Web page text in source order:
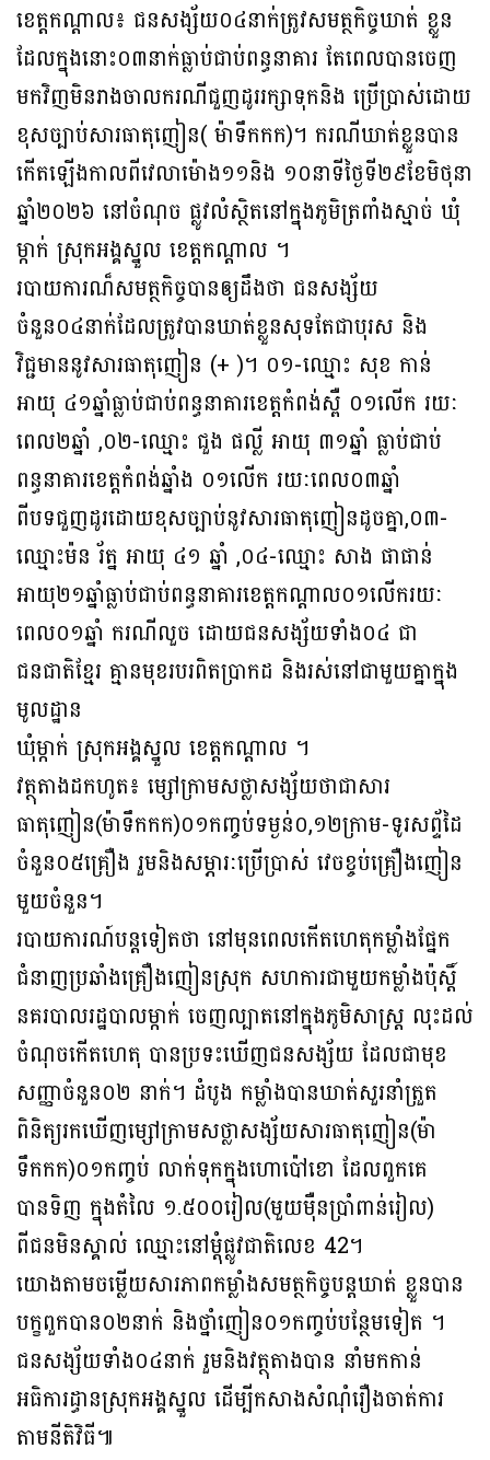
ខេត្តកណ្តាល៖ ជនសង្ស័យ០៤នាក់ត្រូវសមត្ថកិច្ចឃាត់ ខ្លួន
ដែលក្នុងនោះ០៣នាក់ធ្លាប់ជាប់ពន្ធនាគារ តែពេលបានចេញ
មកវិញមិនរាងចាលករណីជួញដូររក្សាទុកនិង ប្រើប្រាស់ដោយ
ខុសច្បាប់សារធាតុញៀន( ម៉ាទឹកកក)។ ករណីឃាត់ខ្លួនបាន
កើតឡើងកាលពីវេលាម៉ោង១១និង ១០នាទីថ្ងៃទី២៩ខែមិថុនា
ឆ្នាំ២០២៦ នៅចំណុច ផ្លូវលំស្ថិតនៅក្នុងភូមិត្រពាំងស្មាច់ ឃុំ
ម្កាក់ ស្រុកអង្គស្នួល ខេត្តកណ្ដាល ។
របាយការណ៏សមត្ថកិច្ចបានឲ្យដឹងថា ជនសង្ស័យ
ចំនួន០៤នាក់ដែលត្រូវបានឃាត់ខ្លួនសុទតែជាបុរស និង
វិជ្ជមាននូវសារធាតុញៀន (+ )។ ០១-ឈ្មោះ សុខ កាន់
អាយុ ៤១ឆ្នាំធ្លាប់ជាប់ពន្ធនាគារខេត្តកំពង់ស្ពឺ ០១លេីក រយៈ
ពេល២ឆ្នាំ ,០២-ឈ្មោះ ជួង ផល្លី អាយុ ៣១ឆ្នាំ ធ្លាប់ជាប់
ពន្ធនាគារខេត្តកំពង់ឆ្នាំង ០១លេីក រយៈពេល០៣ឆ្នាំ
ពីបទជួញដូរដោយខុសច្បាប់នូវសារធាតុញៀនដូចគ្នា,០៣-
ឈ្មោះម៉ន រ័ត្ន អាយុ ៤១ ឆ្នាំ ,០៤-ឈ្មោះ សាង ផាផាន់
អាយុ២១ឆ្នាំធ្លាប់ជាប់ពន្ធនាគារខេត្តកណ្តាល០១លេីករយៈ
ពេល០១ឆ្នាំ ករណីលួច ដោយជនសង្ស័យទាំង០៤ ជា
ជនជាតិខ្មែរ គ្មានមុខរបរពិតប្រាកដ និងរស់នៅជាមួយគ្នាក្នុង
មូលដ្ឋាន
ឃុំម្កាក់ ស្រុកអង្គស្នួល ខេត្តកណ្តាល ។
វត្ថុតាងដកហូត៖ ម្សៅក្រាមសថ្លាសង្ស័យថាជាសារ
ធាតុញៀន(ម៉ាទឹកកក)០១កញ្ចប់ទម្ងន់០,១២ក្រាម-ទូរសព្ទ័ដៃ
ចំនួន០៥គ្រឿង រួមនិងសម្ភារៈប្រើប្រាស់ វេចខ្ចប់គ្រឿងញៀន
មួយចំនួន។
របាយការណ៍បន្តទៀតថា នៅមុនពេលកេីតហេតុកម្លាំងផ្នែក
ជំនាញប្រឆាំងគ្រឿងញៀនស្រុក សហការជាមួយកម្លាំងប៉ុស្តិ៍
នគរបាលរដ្ឋបាលម្កាក់ ចេញល្បាតនៅក្នុងភូមិសាស្ត្រ លុះដល់
ចំណុចកេីតហេតុ បានប្រទះឃេីញជនសង្ស័យ ដែលជាមុខ
សញ្ញាចំនួន០២ នាក់។ ដំបូង កម្លាំងបានឃាត់សួរនាំត្រួត
ពិនិត្យរកឃេីញម្សៅក្រាមសថ្លាសង្ស័យសារធាតុញៀន(ម៉ា
ទឹកកក)០១កញ្ចប់ លាក់ទុកក្នុងហោប៉ៅខោ ដែលពួកគេ
បានទិញ ក្នុងតំលៃ ១.៥០០រៀល(មួយម៉ឺនប្រាំពាន់រៀល)
ពីជនមិនស្គាល់ ឈ្មោះនៅម្តុំផ្លូវជាតិលេខ 42។
យោងតាមចម្លេីយសារភាពកម្លាំងសមត្ថកិច្ចបន្តឃាត់ ខ្លួនបាន
បក្ខពួកបាន០២នាក់ និងថ្នាំញៀន០១កញ្ចប់បន្ថែមទៀត ។
ជនសង្ស័យទាំង០៤នាក់ រួមនិងវត្ថុតាងបាន នាំមកកាន់
អធិការដ្ធានស្រុកអង្គស្នួល ដើម្បីកសាងសំណុំរឿងចាត់ការ
តាមនីតិវិធី៕